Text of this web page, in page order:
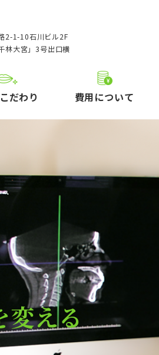
2-1-10石川ビル2F
林大宮」3号出口横
だわり 費用について
変える